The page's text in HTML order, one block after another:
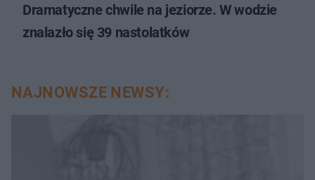
Dramatyczne chwile na jeziorze. W wodzie
znalazło się 39 nastolatków
NAJNOWSZE NEWSY: